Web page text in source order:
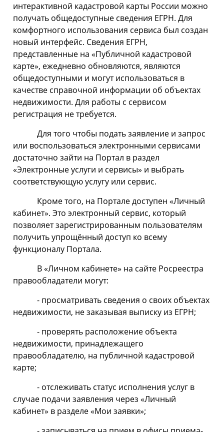
интерактивной кадастровой карты России можно
получать общедоступные сведения ЕГРН. Для
комфортного использования сервиса был создан
новый интерфейс. Сведения ЕГРН,
представленные на «Публичной кадастровой
карте», ежедневно обновляются, являются
общедоступными и могут использоваться в
качестве справочной информации об объектах
недвижимости. Для работы с сервисом
регистрация не требуется.
Для того чтобы подать заявление и запрос
или воспользоваться электронными сервисами
достаточно зайти на Портал в раздел
«Электронные услуги и сервисы» и выбрать
соответствующую услугу или сервис.
Кроме того, на Портале доступен «Личный
кабинет». Это электронный сервис, который
позволяет зарегистрированным пользователям
получить упрощённый доступ ко всему
функционалу Портала.
В «Личном кабинете» на сайте Росреестра
правообладатели могут:
- просматривать сведения о своих объектах
недвижимости, не заказывая выписку из ЕГРН;
- проверять расположение объекта
недвижимости, принадлежащего
правообладателю, на публичной кадастровой
карте;
- отслеживать статус исполнения услуг в
случае подачи заявления через «Личный
кабинет» в разделе «Мои заявки»;